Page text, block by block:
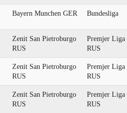
Bayern Munchen GER Bundesliga
Zenit San Pietroburgo
RUS
Premjer Liga
RUS
Zenit San Pietroburgo
RUS
Premjer Liga
RUS
Zenit San Pietroburgo
RUS
Premjer Liga
RUS